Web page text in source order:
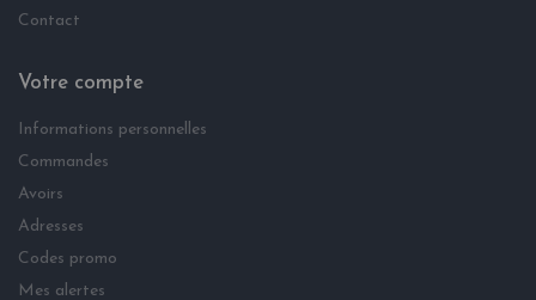
Contact
Votre compte
Informations personnelles
Commandes
Avoirs
Adresses
Codes promo
Mes alertes